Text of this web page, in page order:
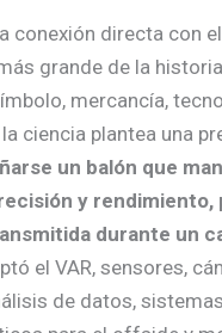
conexión directa con
grande de la
mercancía,
ciencia plantea una
un balón que
y rendimiento,
durante un
el VAR, sensores,
de datos, sistemas